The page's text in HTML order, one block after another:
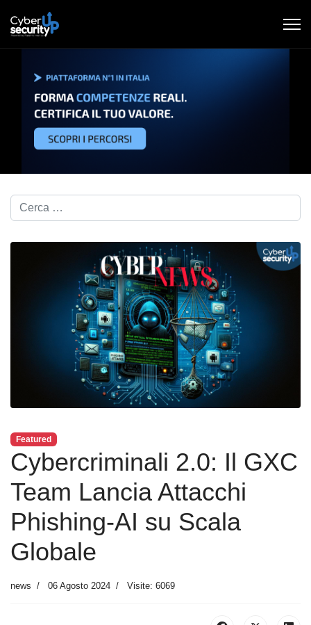
Cerca nel blog...
Featured
Cybercriminali 2.0: Il GXC
Team Lancia Attacchi
Phishing-AI su Scala
Globale
news 06 Agosto 2024 Visite: 6069